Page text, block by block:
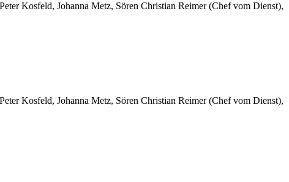
Kosfeld, Johanna Metz, Sören Christian Reimer (Chef vom Dienst),
Kosfeld, Johanna Metz, Sören Christian Reimer (Chef vom Dienst),